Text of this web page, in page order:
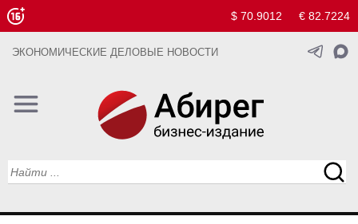
$ 70.9012 € 82.7224
ЭКОНОМИЧЕСКИЕ ДЕЛОВЫЕ НОВОСТИ